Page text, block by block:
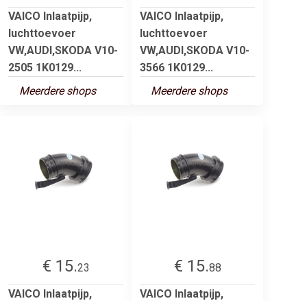
VAICO Inlaatpijp,
luchttoevoer
VW,AUDI,SKODA V10-
2505 1K0129...
Meerdere shops
VAICO Inlaatpijp,
luchttoevoer
VW,AUDI,SKODA V10-
3566 1K0129...
Meerdere shops
€ 15.23
VAICO Inlaatpijp,
€ 15.88
VAICO Inlaatpijp,